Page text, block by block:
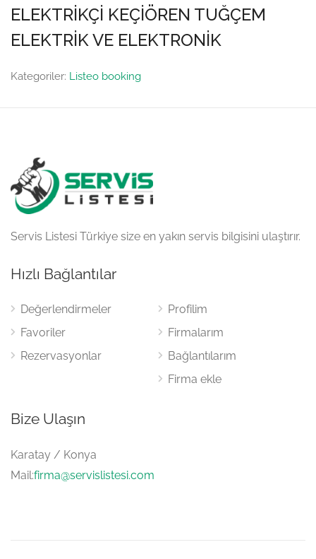
ELEKTRİKÇİ KEÇİÖREN TUĞÇEM
ELEKTRİK VE ELEKTRONİK
Kategoriler: Listeo booking
Servis Listesi Türkiye size en yakın servis bilgisini ulaştırır.
Hızlı Bağlantılar
Değerlendirmeler
Favoriler
Rezervasyonlar
Profilim
Firmalarım
Bağlantılarım
Firma ekle
Bize Ulaşın
Karatay / Konya
Mail:firma@servislistesi.com